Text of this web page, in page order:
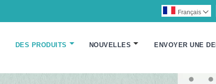
Français 
DES PRODUITS NOUVELLES ENVOYER UNE